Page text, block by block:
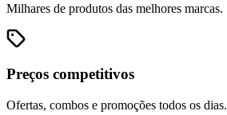
Milhares de produtos das melhores marcas.
Preços competitivos
Ofertas, combos e promoções todos os dias.